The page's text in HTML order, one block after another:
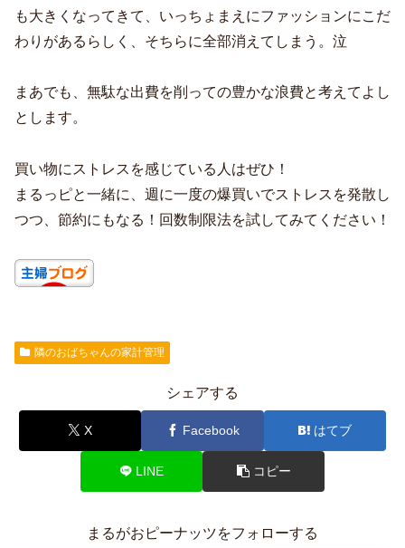
も大きくなってきて、いっちょまえにファッションにこだ
わりがあるらしく、そちらに全部消えてしまう。泣
まあでも、無駄な出費を削っての豊かな浪費と考えてよし
とします。
買い物にストレスを感じている人はぜひ！
まるっピと一緒に、週に一度の爆買いでストレスを発散し
つつ、節約にもなる！回数制限法を試してみてください！
隣のおばちゃんの家計管理
シェアする
X Facebook はてブ
LINE コピー
まるがおピーナッツをフォローする